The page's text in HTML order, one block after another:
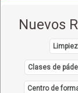
Nuevos
Clases de pádel
Centro de